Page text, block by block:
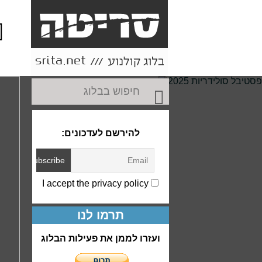
להירשם לעדכונים:
תרמו לנו
ועזרו לממן את פעילות הבלוג